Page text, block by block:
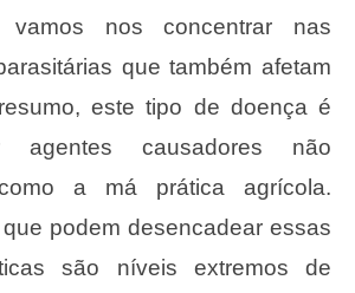
vamos nos concentrar nas
que também afetam
este tipo de doença é
agentes causadores não
a má prática agrícola.
podem desencadear essas
são níveis extremos de